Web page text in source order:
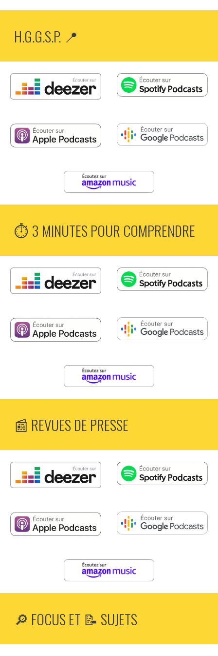
H.G.G.S.P. 📍
⏱️ 3 MINUTES POUR COMPRENDRE
📰 REVUES DE PRESSE
🔎 FOCUS ET 📝 SUJETS